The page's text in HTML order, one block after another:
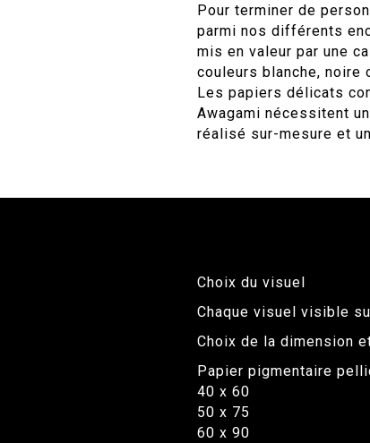
Pour terminer de
parmi nos différents
mis en valeur par une
couleurs blanche, noire
Les papiers délicats
Awagami nécessitent
réalisé sur-mesure et
Choix du visuel
Chaque visuel visible
Choix de la dimension
Papier pigmentaire
40 x 60
50 x 75
60 x 90